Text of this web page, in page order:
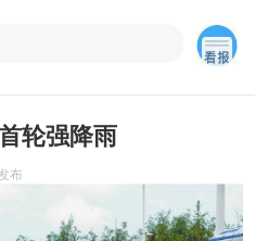
轮强降雨
布